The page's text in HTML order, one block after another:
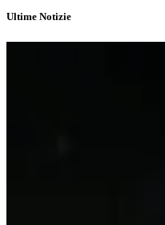
Ultime Notizie